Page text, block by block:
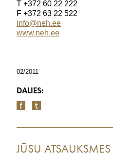
T +372 60 22 222
F +372 63 22 522
info@neh.ee
www.neh.ee
02/2011
DALIES:
JŪSU ATSAUKSMES